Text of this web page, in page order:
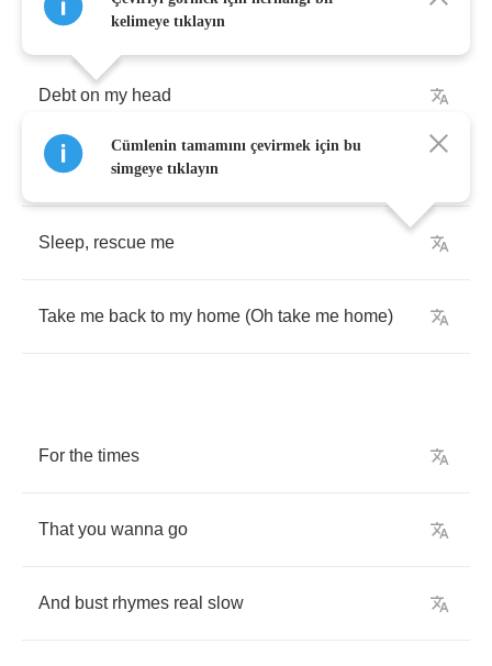
Debt on my head
Wasting time on my own
Sleep, rescue me
Take me back to my home (Oh take me home)
For the times
That you wanna go
And bust rhymes real slow
kelimeye tıklayın
Cümlenin tamamını çevirmek için bu
simgeye tıklayın